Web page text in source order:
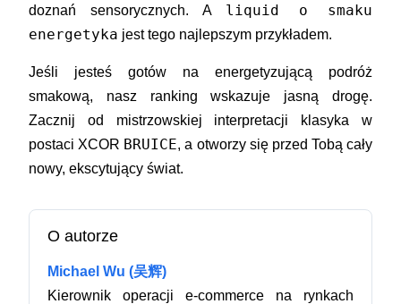
doznań sensorycznych. A liquid o smaku
energetyka jest tego najlepszym przykładem.
Jeśli jesteś gotów na energetyzującą podróż
smakową, nasz ranking wskazuje jasną drogę.
Zacznij od mistrzowskiej interpretacji klasyka w
postaci XCOR BRUICE, a otworzy się przed Tobą cały
nowy, ekscytujący świat.
O autorze
Michael Wu (吴辉)
Kierownik operacji e-commerce na rynkach